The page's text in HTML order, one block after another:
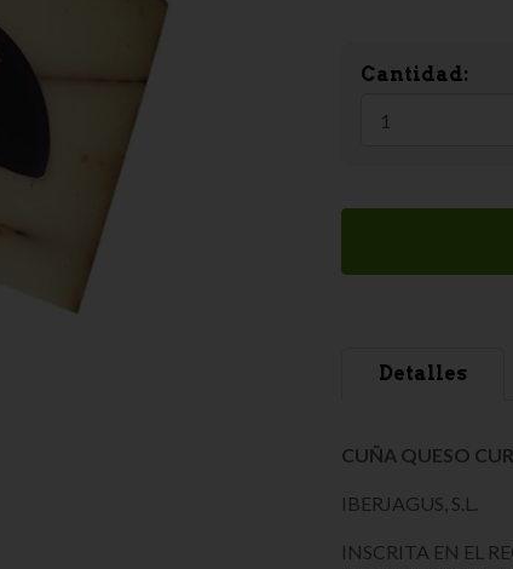
Cantidad:
Detalles
CUÑA QUESO
IBERJAGUS, S.L.
INSCRITA EN EL